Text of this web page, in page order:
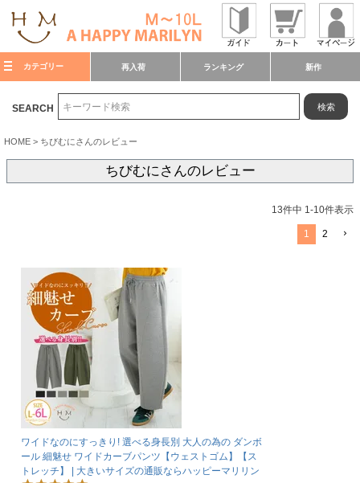
カテゴリー 再入荷 ランキング 新作
SEARCH 検索
HOME ちびむにさんのレビュー
ちびむにさんのレビュー
13件中 1-10件表示
1 2
ワイドなのにすっきり! 選べる身長別 大人の為の ダンボ
ール 細魅せ ワイドカーブパンツ【ウェストゴム】【ス
トレッチ】 | 大きいサイズの通販ならハッピーマリリン